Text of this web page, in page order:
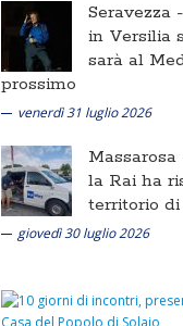
Seravezza -
in Versilia
sarà al
prossimo
venerdì 31 luglio 2026
Massarosa
la Rai ha
territorio di
giovedì 30 luglio 2026